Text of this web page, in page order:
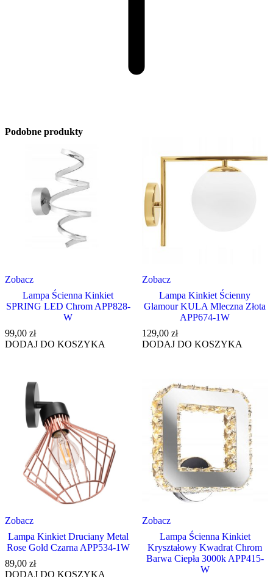
Podobne produkty
Zobacz
Lampa Ścienna Kinkiet
SPRING LED Chrom APP828-
W
99,00 zł
DODAJ DO KOSZYKA
Zobacz
Lampa Kinkiet Ścienny
Glamour KULA Mleczna Złota
APP674-1W
129,00 zł
DODAJ DO KOSZYKA
Zobacz
Lampa Kinkiet Druciany Metal
Rose Gold Czarna APP534-1W
89,00 zł
DODAJ DO KOSZYKA
Zobacz
Lampa Ścienna Kinkiet
Kryształowy Kwadrat Chrom
Barwa Ciepła 3000k APP415-
W